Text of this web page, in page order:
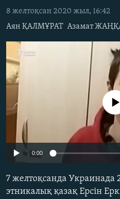
Search
ӘЛЕМ
АРНАЙЫ ЖОБАЛАР
Русский
ЖАЗЫЛЫҢЫЗ
Басқа тілдерде
8 желтоқсан 2020 жыл, 16:42
Аян ҚАЛМҰРАТ Азамат
No media
0:00
7 желтоқсанда Украинада
этникалық қазақ Ерсін